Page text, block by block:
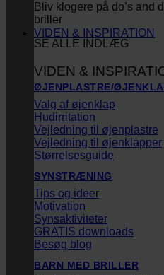
Bliv klogere på do’s and
briller
SE ALLE INDLÆG
VIDEN & INSPIRATION
VIDEN &
ØJENPLASTRE/
Valg af øjenklap
Hudirritation
Vejledning til øjenplastre
Vejledning til øjenklapper
Størrelsesguide
SYNSTRÆNING
Tips og ideer
Motivation
Synsaktiviteter
GRATIS downloads
Besøg blog
BARN MED BRILLER